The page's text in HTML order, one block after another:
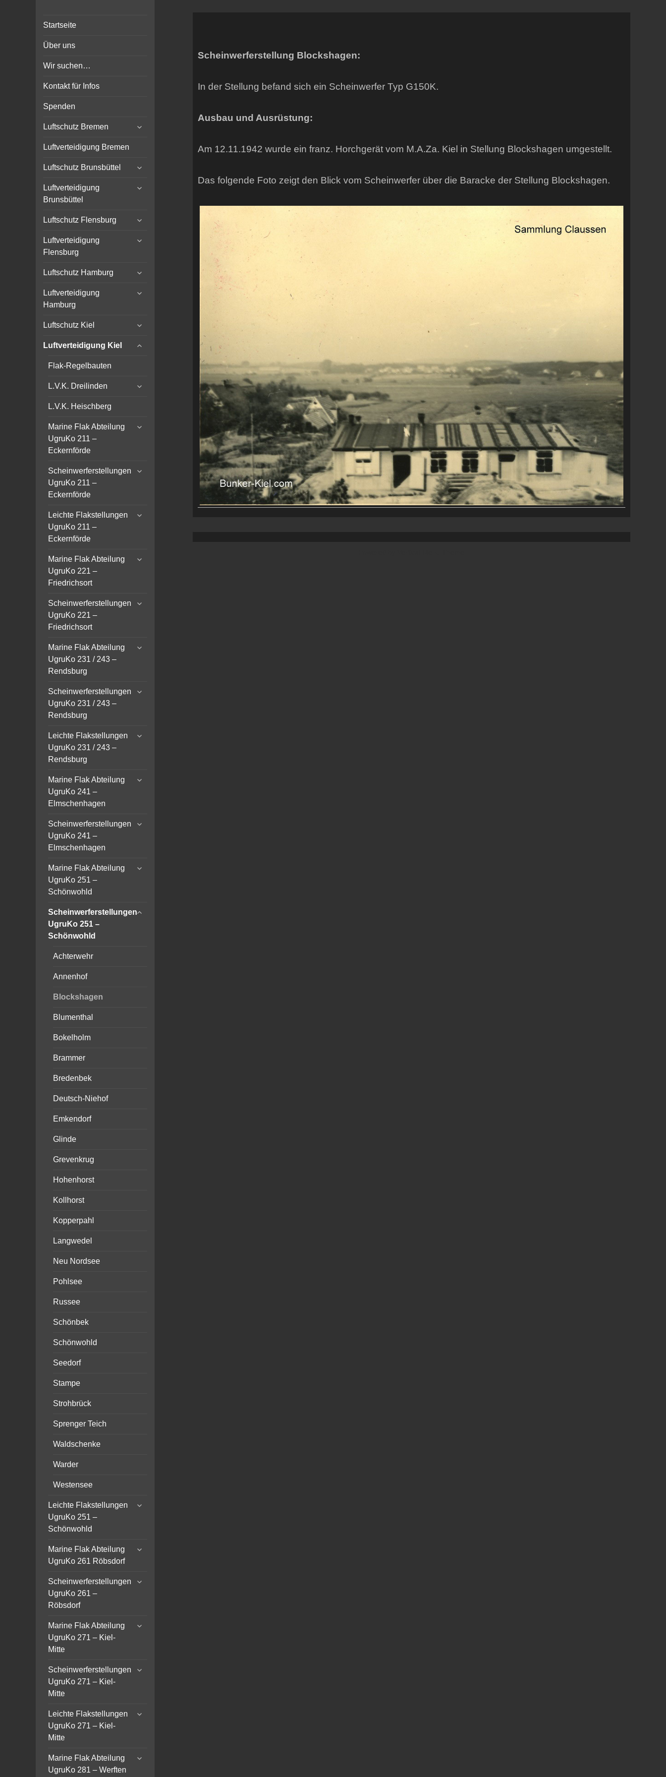
Bunker-Kiel.com
Wilhelmshaven Flensburg
Rendsburg Luftschutz Stollen
Startseite
Über uns
Wir suchen…
Kontakt für Infos
Spenden
Luftschutz Bremen
expand
Luftverteidigung Bremen
Luftschutz Brunsbüttel
expand
menu
Luftverteidigung
Brunsbüttel
expand
Luftschutz Flensburg
expand
menu
Luftverteidigung
Flensburg
expand
Luftschutz Hamburg
expand
menu
Luftverteidigung
Hamburg
expand
Luftschutz Kiel
expand
menu
Luftverteidigung Kiel
expand
Flak-Regelbauten
L.V.K. Dreilinden
expand
L.V.K. Heischberg
Marine Flak Abteilung
UgruKo 211 –
Eckernförde
expand
Scheinwerferstellungen
UgruKo 211 –
Eckernförde
expand
Leichte Flakstellungen
UgruKo 211 –
Eckernförde
expand
Marine Flak Abteilung
UgruKo 221 –
Friedrichsort
expand
Scheinwerferstellungen
UgruKo 221 –
Friedrichsort
expand
Marine Flak Abteilung
UgruKo 231 / 243 –
Rendsburg
expand
Scheinwerferstellungen
UgruKo 231 / 243 –
Rendsburg
expand
Leichte Flakstellungen
UgruKo 231 / 243 –
Rendsburg
expand
Marine Flak Abteilung
UgruKo 241 –
Elmschenhagen
expand
Scheinwerferstellungen
UgruKo 241 –
Elmschenhagen
expand
Marine Flak Abteilung
UgruKo 251 –
Schönwohld
expand
Scheinwerferstellungen
UgruKo 251 –
Schönwohld
expand
Achterwehr
Annenhof
Blockshagen
Blumenthal
Bokelholm
Brammer
Bredenbek
Deutsch-Niehof
Emkendorf
Glinde
Grevenkrug
Hohenhorst
Kollhorst
Kopperpahl
Langwedel
Neu Nordsee
Pohlsee
Russee
Schönbek
Schönwohld
Seedorf
Stampe
Strohbrück
Sprenger Teich
Waldschenke
Warder
Westensee
Leichte Flakstellungen
UgruKo 251 –
Schönwohld
expand
Marine Flak Abteilung
UgruKo 261 Röbsdorf
expand
Scheinwerferstellungen
UgruKo 261 –
Röbsdorf
expand
Marine Flak Abteilung
UgruKo 271 – Kiel-
Mitte
expand
Scheinwerferstellungen
UgruKo 271 – Kiel-
Mitte
expand
Leichte Flakstellungen
UgruKo 271 – Kiel-
Mitte
expand
Marine Flak Abteilung
UgruKo 281 – Werften
expand
Scheinwerferstellung Blockshagen:
In der Stellung befand sich ein Scheinwerfer Typ G150K.
Ausbau und Ausrüstung:
Am 12.11.1942 wurde ein franz. Horchgerät vom M.A.Za. Kiel in Stellung Blockshagen umgestellt.
Das folgende Foto zeigt den Blick vom Scheinwerfer über die Baracke der Stellung Blockshagen.